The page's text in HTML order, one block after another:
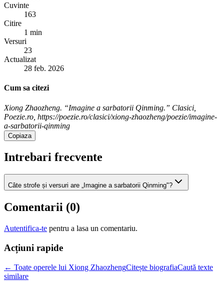
Cuvinte
163
Citire
1 min
Versuri
23
Actualizat
28 feb. 2026
Cum sa citezi
Xiong Zhaozheng. “Imagine a sarbatorii Qinming.” Clasici,
Poezie.ro, https://poezie.ro/clasici/xiong-zhaozheng/poezie/imagine-
a-sarbatorii-qinming
Copiaza
Intrebari frecvente
Câte strofe și versuri are „Imagine a sarbatorii Qinming"?
Comentarii (0)
Autentifica-te pentru a lasa un comentariu.
Acțiuni rapide
← Toate operele lui Xiong ZhaozhengCitește biografiaCaută texte
similare